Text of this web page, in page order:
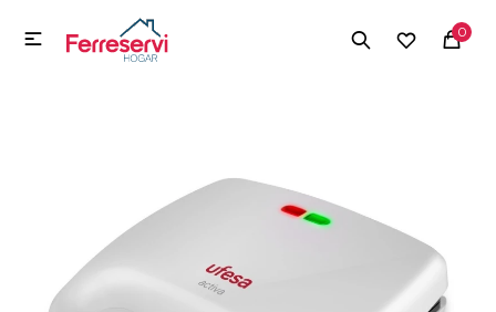
0

MI CUENTA
Herramientas y Construcción
Electrodomésticos